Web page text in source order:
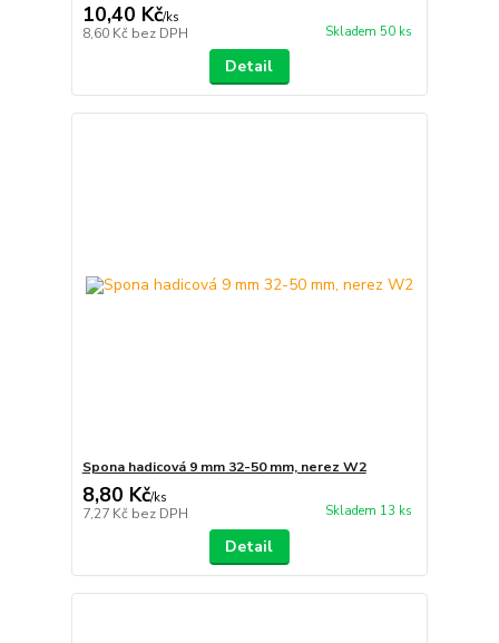
10,40 Kč/ks
8,60 Kč bez DPH Skladem 50 ks
Detail
Spona hadicová 9 mm 32-50 mm, nerez W2
8,80 Kč/ks
7,27 Kč bez DPH Skladem 13 ks
Detail